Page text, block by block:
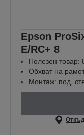
Epson
E/RC+ 8
Полезен товар:
Обхват на
Монтаж: под,